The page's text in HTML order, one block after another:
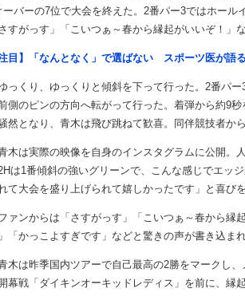
ーバーの7位で大会を終えた。2番パー3ではホー
さすがっす」「こいつぁ～春から縁起がいいぞ！」
注目】「なんとなく」で選ばない スポーツ医が語
っくり、ゆっくりと傾斜を下って行った。2番パ
側のピンの方向へ転がって行った。着弾から約9
然となり、青木は飛び跳ねて歓喜。同伴競技者か
木は実際の映像を自身のインスタグラムに公開。
2Hは1番傾斜の強いグリーンで、こんな感じでエ
て大会を盛り上げられて嬉しかったです」と喜び
ァンからは「さすがっす」「こいつぁ～春から縁
「かっこよすぎです」などと驚きの声が書き込ま
木は昨季国内ツアーで自己最高の2勝をマークし
幕戦「ダイキンオーキッドレディス」を前に、縁